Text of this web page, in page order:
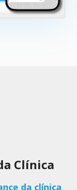
Clínica
da clínica